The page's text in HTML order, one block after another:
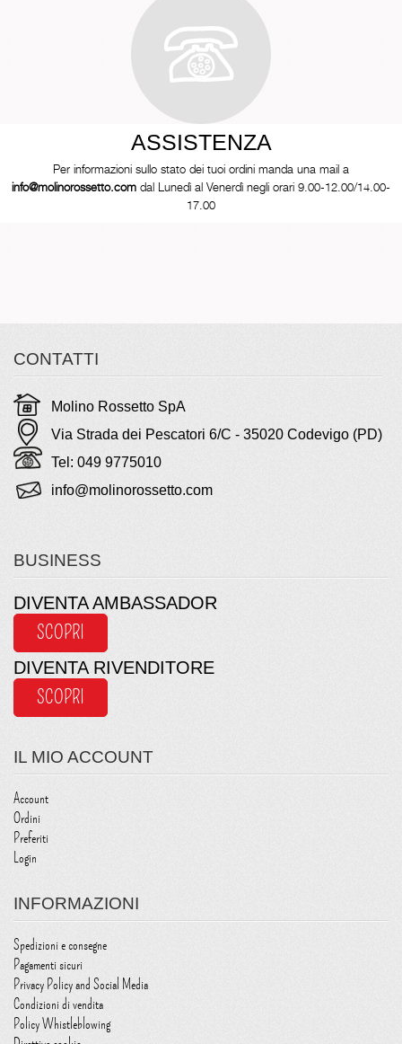
ASSISTENZA
Per informazioni sullo stato dei tuoi ordini manda una mail a
info@molinorossetto.com dal Lunedì al Venerdì negli orari 9.00-12.00/14.00-
17.00
CONTATTI
Molino Rossetto SpA
Via Strada dei Pescatori 6/C - 35020 Codevigo (PD)
Tel: 049 9775010
info@molinorossetto.com
BUSINESS
DIVENTA AMBASSADOR
SCOPRI
DIVENTA RIVENDITORE
SCOPRI
IL MIO ACCOUNT
Account
Ordini
Preferiti
Login
INFORMAZIONI
Spedizioni e consegne
Pagamenti sicuri
Privacy Policy and Social Media
Condizioni di vendita
Policy Whistleblowing